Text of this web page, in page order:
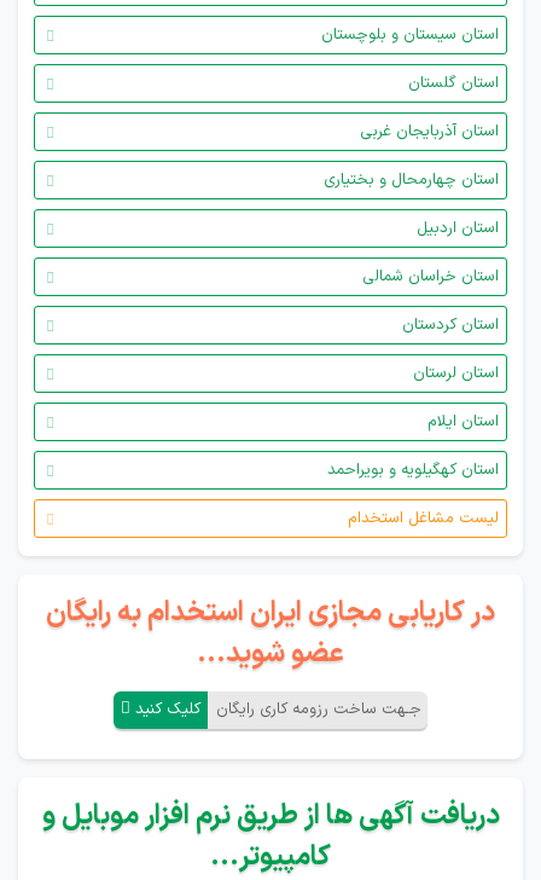
استان سیستان و بلوچستان
استان گلستان
استان آذربایجان غربی
استان چهارمحال و بختیاری
استان اردبیل
استان خراسان شمالی
استان کردستان
استان لرستان
استان ایلام
استان کهگیلویه و بویراحمد
لیست مشاغل استخدام
در کاریابی مجازی ایران استخدام به رایگان
عضو شوید...
جـهت ساخت رزومه کاری رایگان کلیک کنید
دریافت آگهی ها از طریق نرم افزار موبایل و
کامپیوتر...